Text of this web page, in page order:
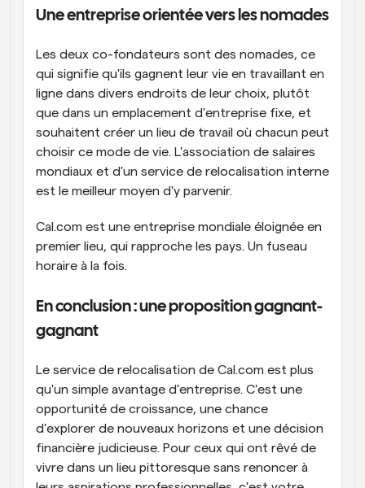
Une entreprise orientée vers les nomades
Les deux co-fondateurs sont des nomades, ce
qui signifie qu'ils gagnent leur vie en travaillant en
ligne dans divers endroits de leur choix, plutôt
que dans un emplacement d'entreprise fixe, et
souhaitent créer un lieu de travail où chacun peut
choisir ce mode de vie. L'association de salaires
mondiaux et d'un service de relocalisation interne
est le meilleur moyen d'y parvenir.
Cal.com est une entreprise mondiale éloignée en
premier lieu, qui rapproche les pays. Un fuseau
horaire à la fois.
En conclusion : une proposition gagnant-
gagnant
Le service de relocalisation de Cal.com est plus
qu'un simple avantage d'entreprise. C'est une
opportunité de croissance, une chance
d'explorer de nouveaux horizons et une décision
financière judicieuse. Pour ceux qui ont rêvé de
vivre dans un lieu pittoresque sans renoncer à